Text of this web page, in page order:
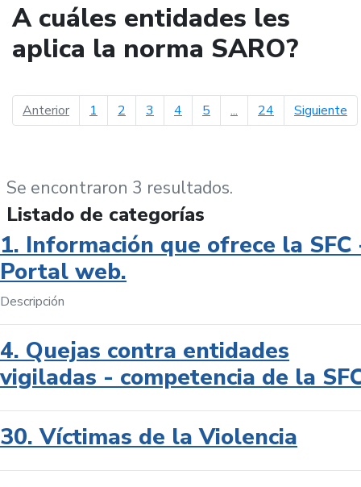
A cuáles entidades les
aplica la norma SARO?
Anteriorpágina anterior
1 2 3 4 5 ... 24 Siguiente
Se encontraron 3 resultados.
Listado de categorías
1. Información que ofrece la SFC
Portal web.
Descripción
4. Quejas contra entidades
vigiladas - competencia de la
30. Víctimas de la Violencia